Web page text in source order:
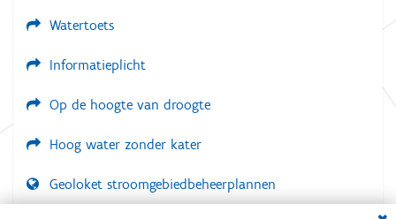
Watertoets
Informatieplicht
Op de hoogte van droogte
Hoog water zonder kater
Geoloket stroomgebiedbeheerplannen